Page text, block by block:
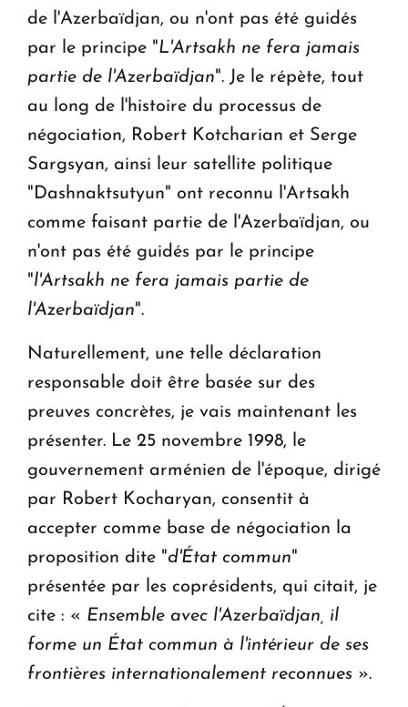
de l'Azerbaïdjan, ou n'ont pas été guidés
par le principe "L'Artsakh ne fera jamais
partie de l'Azerbaïdjan". Je le répète, tout
au long de l'histoire du processus de
négociation, Robert Kotcharian et Serge
Sargsyan, ainsi leur satellite politique
"Dashnaktsutyun" ont reconnu l'Artsakh
comme faisant partie de l'Azerbaïdjan, ou
n'ont pas été guidés par le principe
"l'Artsakh ne fera jamais partie de
l'Azerbaïdjan".
Naturellement, une telle déclaration
responsable doit être basée sur des
preuves concrètes, je vais maintenant les
présenter. Le 25 novembre 1998, le
gouvernement arménien de l'époque, dirigé
par Robert Kocharyan, consentit à
accepter comme base de négociation la
proposition dite "d'État commun"
présentée par les coprésidents, qui citait, je
cite : « Ensemble avec l'Azerbaïdjan, il
forme un État commun à l'intérieur de ses
frontières internationalement reconnues ».